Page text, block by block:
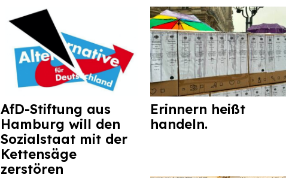
AfD-Stiftung aus
Hamburg will den
Sozialstaat mit der
Kettensäge
zerstören
Erinnern heißt
handeln.